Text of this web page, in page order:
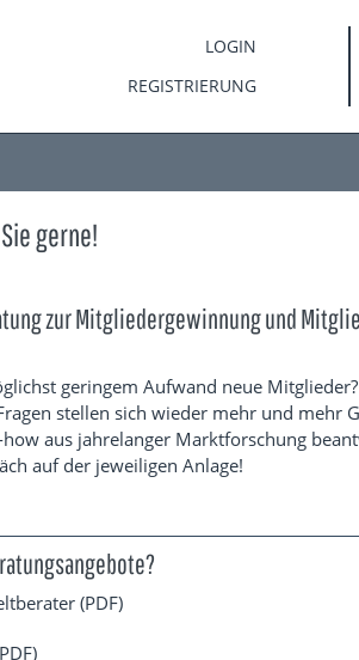
LOGIN
REGISTRIERUNG
gerne!
zur Mitgliedergewinnung und
geringem Aufwand neue
stellen sich wieder mehr und mehr
aus jahrelanger Marktforschung
auf der jeweiligen Anlage!
(PDF)